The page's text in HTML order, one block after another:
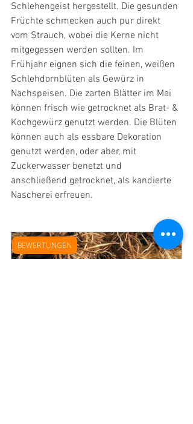
Schlehengeist hergestellt. Die gesunden
Früchte schmecken auch pur direkt
vom Strauch, wobei die Kerne nicht
mitgegessen werden sollten. Im
Frühjahr eignen sich die feinen, weißen
Schlehdornblüten als Gewürz in
Nachspeisen. Die zarten Blätter im Mai
können frisch wie getrocknet als Brat- &
Kochgewürz genutzt werden. Die Blüten
können auch als essbare Dekoration
genutzt werden, oder aber, mit
Zuckerwasser benetzt und
anschließend getrocknet, als kandierte
Nascherei erfreuen.
BEWERTUNGEN